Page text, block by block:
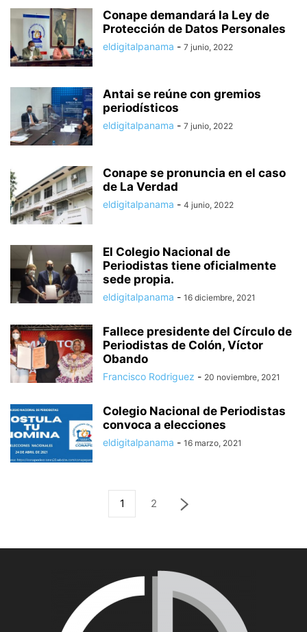
Conape demandará la Ley de
Protección de Datos Personales
eldigitalpanama - 7 junio, 2022
Antai se reúne con gremios
periodísticos
eldigitalpanama - 7 junio, 2022
Conape se pronuncia en el caso
de La Verdad
eldigitalpanama - 4 junio, 2022
El Colegio Nacional de
Periodistas tiene oficialmente
sede propia.
eldigitalpanama - 16 diciembre, 2021
Fallece presidente del Círculo de
Periodistas de Colón, Víctor
Obando
Francisco Rodriguez - 20 noviembre, 2021
Colegio Nacional de Periodistas
convoca a elecciones
eldigitalpanama - 16 marzo, 2021
1 2